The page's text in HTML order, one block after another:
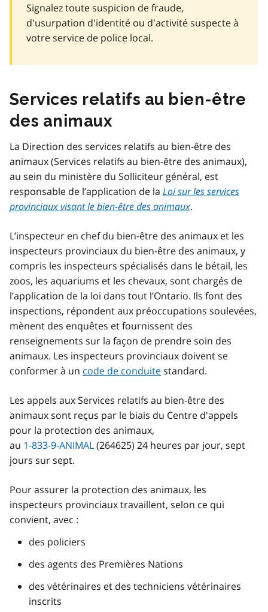
Signalez toute suspicion de fraude,
d'usurpation d'identité ou d'activité suspecte à
votre service de police local.
Services relatifs au bien-être
des animaux
La Direction des services relatifs au bien-être des
animaux (Services relatifs au bien-être des animaux),
au sein du ministère du Solliciteur général, est
responsable de l’application de la Loi sur les services
provinciaux visant le bien-être des animaux.
L’inspecteur en chef du bien-être des animaux et les
inspecteurs provinciaux du bien-être des animaux, y
compris les inspecteurs spécialisés dans le bétail, les
zoos, les aquariums et les chevaux, sont chargés de
l’application de la loi dans tout l’Ontario. Ils font des
inspections, répondent aux préoccupations soulevées,
mènent des enquêtes et fournissent des
renseignements sur la façon de prendre soin des
animaux. Les inspecteurs provinciaux doivent se
conformer à un code de conduitestandard.
Les appels aux Services relatifs au bien-être des
animaux sont reçus par le biais du Centre d'appels
pour la protection des animaux,
au 1-833-9-ANIMAL(264625) 24 heures par jour, sept
jours sur sept.
Pour assurer la protection des animaux, les
inspecteurs provinciaux travaillent, selon ce qui
convient, avec :
des policiers
des agents des Premières Nations
des vétérinaires et des techniciens vétérinaires
inscrits